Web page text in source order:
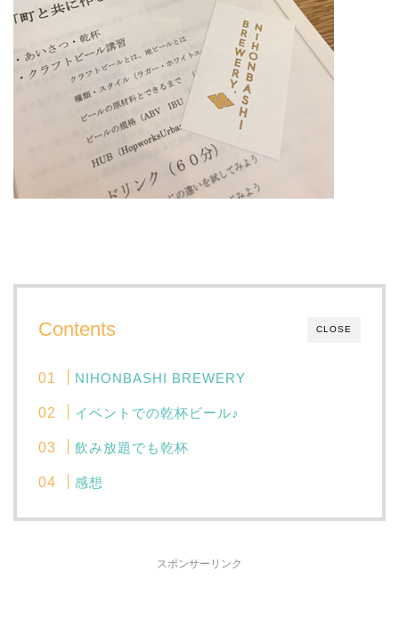
CLOSE
Contents
NIHONBASHI BREWERY
イベントでの乾杯ビール♪
飲み放題でも乾杯
感想
スポンサーリンク